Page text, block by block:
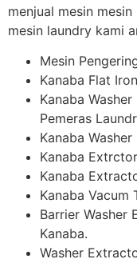
menjual mesin
mesin laundry kami
Mesin
Kanaba Flat
Kanaba
Pemeras
Kanaba
Kanaba
Kanaba
Kanaba Vacum
Barrier Washer
Kanaba.
Washer